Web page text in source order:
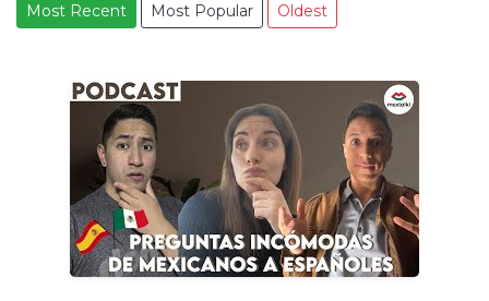
Most Recent Most Popular Oldest